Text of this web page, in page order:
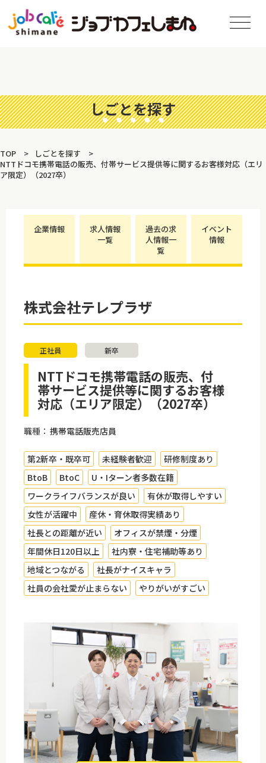
しごとを探す
TOP
しごとを探す
NTTドコモ携帯電話の販売、付帯サービス提供等に関するお客様対応（エリ
ア限定）（2027卒）
企業情報
求人情報
一覧
過去の求
人情報一
覧
イベント
情報
株式会社テレプラザ
正社員 新卒
NTTドコモ携帯電話の販売、付
帯サービス提供等に関するお客様
対応（エリア限定）（2027卒）
職種： 携帯電話販売店員
第2新卒・既卒可 未経験者歓迎
研修制度あり
BtoB
BtoC
U・Iターン者多数在籍
ワークライフバランスが良い
有休が取得しやすい
女性が活躍中
産休・育休取得実績あり
社長との距離が近い
オフィスが禁煙・分煙
年間休日120日以上
社内寮・住宅補助等あり
地域とつながる
社長がナイスキャラ
社員の会社愛が止まらない
やりがいがすごい